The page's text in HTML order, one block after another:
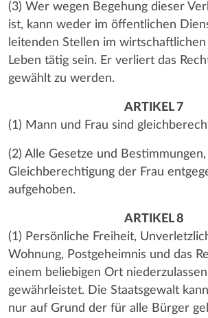
(3) Wer wegen Begehung dieser
ist, kann weder im öffentlichen
leitenden Stellen im
Leben tätig sein. Er verliert das
gewählt zu werden.
ARTIKEL 7
(1) Mann und Frau sind
(2) Alle Gesetze und
Gleichberechtigung der Frau
aufgehoben.
ARTIKEL 8
(1) Persönliche Freiheit,
Wohnung, Postgeheimnis und das
einem beliebigen Ort
gewährleistet. Die Staatsgewalt
nur auf Grund der für alle Bürger